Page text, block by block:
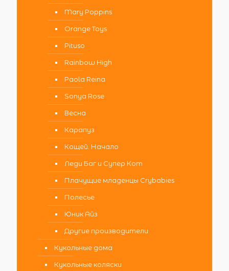
Mary Poppins
Orange Toys
Pituso
Rainbow High
Paola Reina
Sonya Rose
Весна
Карапуз
Кощей. Начало
Леди Баг и Супер Кот
Плачущие младенцы Crybabies
Полесье
Юник Айз
Другие производители
Кукольные дома
Кукольные коляски